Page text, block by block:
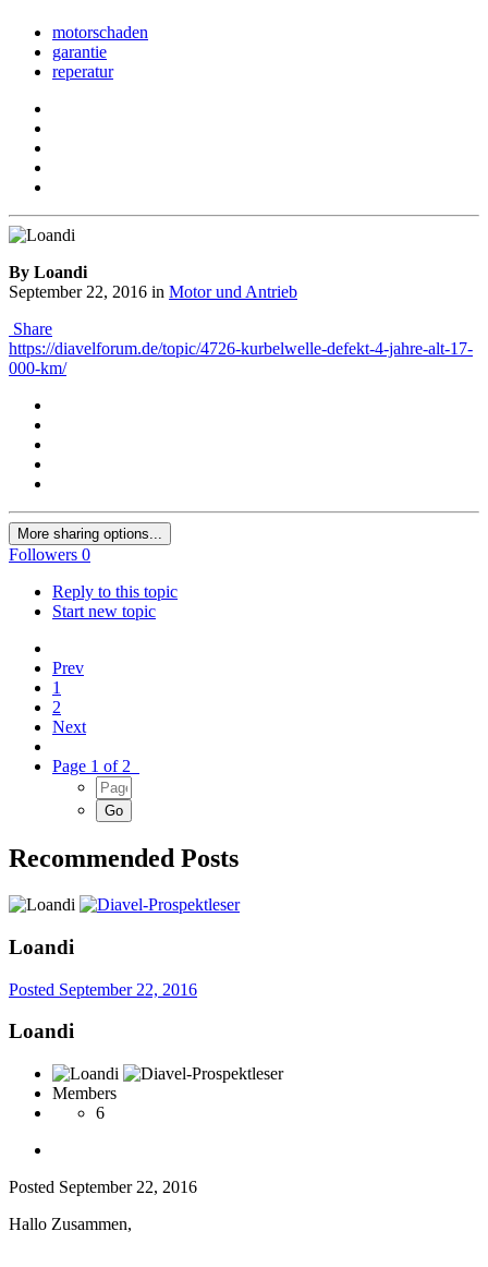
motorschaden
garantie
reperatur
By Loandi
September 22, 2016 in Motor und Antrieb
Share
https://diavelforum.de/topic/4726-kurbelwelle-defekt-4-jahre-alt-17-
000-km/
More sharing options...
Followers 0
Reply to this topic
Start new topic
Prev
1
2
Next
Page 1 of 2
Recommended Posts
Loandi
Posted September 22, 2016
Loandi
Members
6
Posted September 22, 2016
Hallo Zusammen,